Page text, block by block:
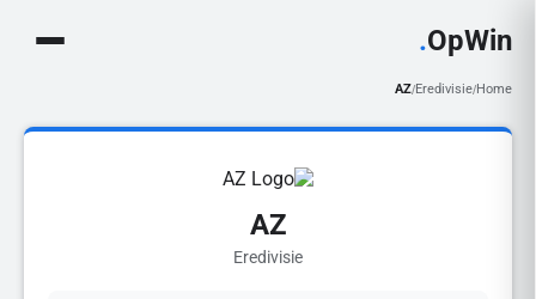
OpWin
.
Home
/
Eredivisie
/
AZ
AZ
Eredivisie